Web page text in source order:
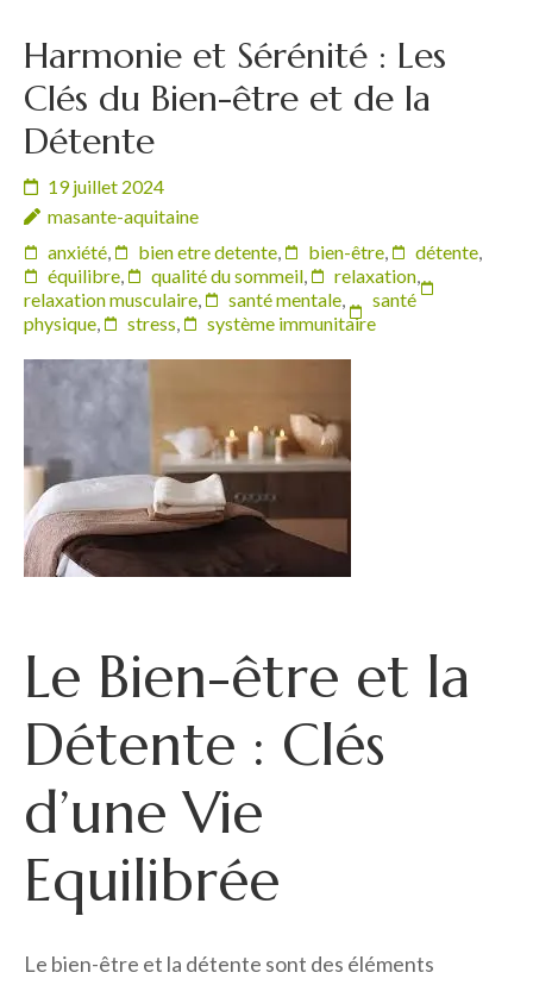
Harmonie et Sérénité : Les
Clés du Bien-être et de la
Détente
19 juillet 2024
masante-aquitaine
anxiété, bien etre detente, bien-être, détente,
équilibre, qualité du sommeil, relaxation,
relaxation musculaire, santé mentale,
santé
physique, stress, système immunitaire
Le Bien-être et la
Détente : Clés
d’une Vie
Equilibrée
Le bien-être et la détente sont des éléments